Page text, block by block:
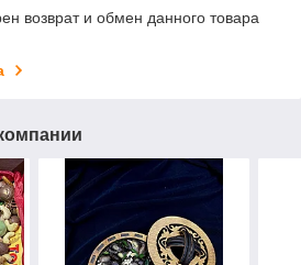
возврат и обмен данного товара